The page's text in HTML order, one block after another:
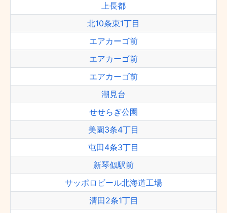
上長都
北10条東1丁目
エアカーゴ前
エアカーゴ前
エアカーゴ前
潮見台
せせらぎ公園
美園3条4丁目
屯田4条3丁目
新琴似駅前
サッポロビール北海道工場
清田2条1丁目